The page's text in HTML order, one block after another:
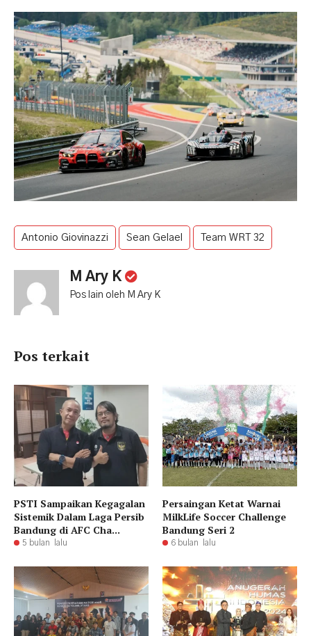
Antonio Giovinazzi Sean Gelael Team WRT 32
M Ary K
Pos lain oleh M Ary K
Pos terkait
PSTI Sampaikan Kegagalan
Sistemik Dalam Laga Persib
Bandung di AFC Cha...
5 bulan lalu
Persaingan Ketat Warnai
MilkLife Soccer Challenge
Bandung Seri 2
6 bulan lalu